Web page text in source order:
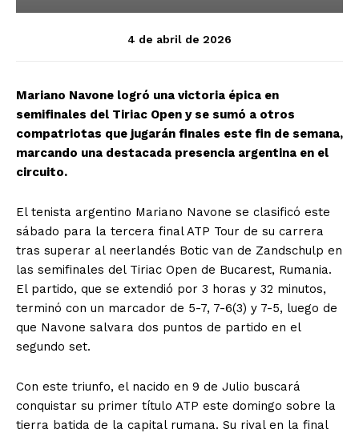
4 de abril de 2026
Mariano Navone logró una victoria épica en
semifinales del Tiriac Open y se sumó a otros
compatriotas que jugarán finales este fin de semana,
marcando una destacada presencia argentina en el
circuito.
El tenista argentino Mariano Navone se clasificó este
sábado para la tercera final ATP Tour de su carrera
tras superar al neerlandés Botic van de Zandschulp en
las semifinales del Tiriac Open de Bucarest, Rumania.
El partido, que se extendió por 3 horas y 32 minutos,
terminó con un marcador de 5-7, 7-6(3) y 7-5, luego de
que Navone salvara dos puntos de partido en el
segundo set.
Con este triunfo, el nacido en 9 de Julio buscará
conquistar su primer título ATP este domingo sobre la
tierra batida de la capital rumana. Su rival en la final